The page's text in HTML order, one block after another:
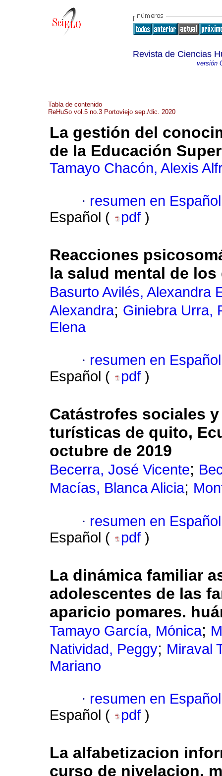
Revista de Ciencias
versión
Tabla de contenido
ReHuSo vol.5 no.3 Portoviejo sep./dic. 2020
La gestión del
de la Educación
Tamayo Chacón, Alexis
· resumen en Español
Español (
pdf )
Reacciones
la salud mental de
Basurto Avilés, Alexandra
Alexandra; Giniebra Urra,
Elena
· resumen en Español
Español (
pdf )
Catástrofes sociales
turísticas de quito,
octubre de 2019
Becerra, José Vicente;
Macías, Blanca Alicia;
· resumen en Español
Español (
pdf )
La dinámica familiar
adolescentes de las
aparicio pomares.
Tamayo García, Mónica;
Natividad, Peggy; Miraval
Mariano
· resumen en Español
Español (
pdf )
La alfabetizacion
curso de nivelacion,